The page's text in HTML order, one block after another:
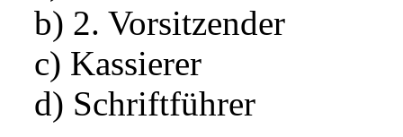
b) 2. Vorsitzender
c) Kassierer
d) Schriftführer